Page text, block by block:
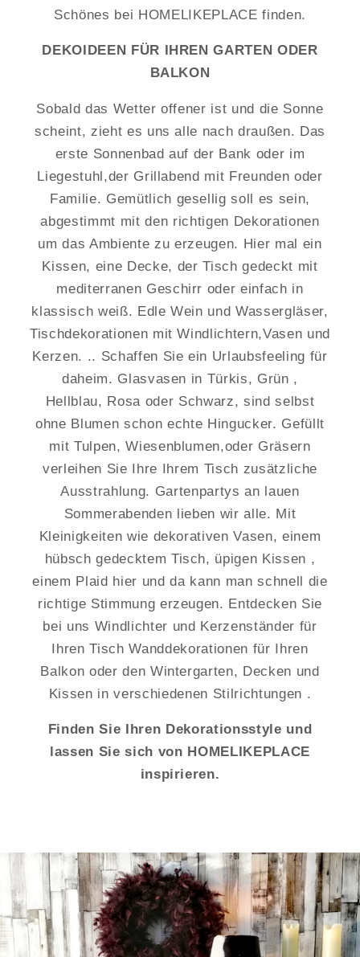
Schönes bei HOMELIKEPLACE finden.
DEKOIDEEN FÜR IHREN GARTEN ODER
BALKON
Sobald das Wetter offener ist und die Sonne
scheint, zieht es uns alle nach draußen. Das
erste Sonnenbad auf der Bank oder im
Liegestuhl,der Grillabend mit Freunden oder
Familie. Gemütlich gesellig soll es sein,
abgestimmt mit den richtigen Dekorationen
um das Ambiente zu erzeugen. Hier mal ein
Kissen, eine Decke, der Tisch gedeckt mit
mediterranen Geschirr oder einfach in
klassisch weiß. Edle Wein und Wassergläser,
Tischdekorationen mit Windlichtern,Vasen und
Kerzen. .. Schaffen Sie ein Urlaubsfeeling für
daheim. Glasvasen in Türkis, Grün ,
Hellblau, Rosa oder Schwarz, sind selbst
ohne Blumen schon echte Hingucker. Gefüllt
mit Tulpen, Wiesenblumen,oder Gräsern
verleihen Sie Ihre Ihrem Tisch zusätzliche
Ausstrahlung. Gartenpartys an lauen
Sommerabenden lieben wir alle. Mit
Kleinigkeiten wie dekorativen Vasen, einem
hübsch gedecktem Tisch, üpigen Kissen ,
einem Plaid hier und da kann man schnell die
richtige Stimmung erzeugen. Entdecken Sie
bei uns Windlichter und Kerzenständer für
Ihren Tisch Wanddekorationen für Ihren
Balkon oder den Wintergarten, Decken und
Kissen in verschiedenen Stilrichtungen .
Finden Sie Ihren Dekorationsstyle und
lassen Sie sich von HOMELIKEPLACE
inspirieren.